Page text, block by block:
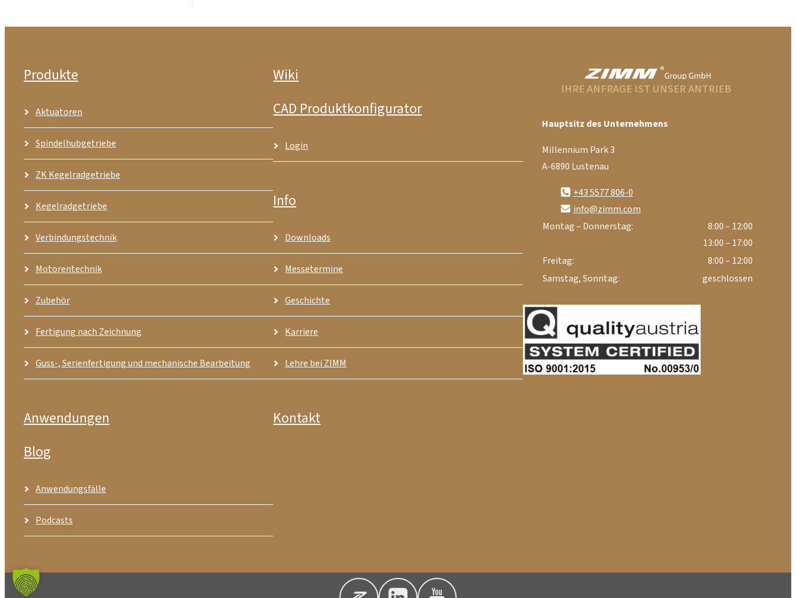
Produkte
Aktuatoren
Spindelhubgetriebe
ZK Kegelradgetriebe
Kegelradgetriebe
Verbindungstechnik
Motorentechnik
Zubehör
Fertigung nach Zeichnung
Guss-, Serienfertigung und mechanische Bearbeitung
Anwendungen
Blog
Anwendungsfälle
Podcasts
Wiki
CAD Produktkonfigurator
Login
Info
Downloads
Messetermine
Geschichte
Karriere
Lehre bei ZIMM
Kontakt
IHRE ANFRAGE IST UNSER ANTRIEB
Hauptsitz des Unternehmens
Millennium Park 3
A-6890 Lustenau
+43 5577 806-0
info@zimm.com
Montag – Donnerstag:
8:00 – 12:00
13:00 – 17:00
Freitag:
8:00 – 12:00
Samstag, Sonntag:
geschlossen